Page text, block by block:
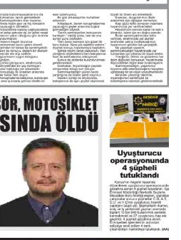
Niğde
Ordu
Rize
Sakarya
Samsun